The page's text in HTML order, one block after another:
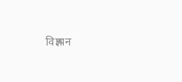
विज्ञापन